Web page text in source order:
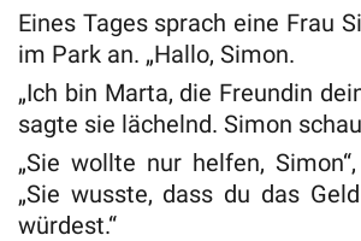
Eines Tages sprach eine Frau
im Park an. „Hallo, Simon.
„Ich bin Marta, die Freundin
sagte sie lächelnd. Simon
„Sie wollte nur helfen,
„Sie wusste, dass du das
würdest.“